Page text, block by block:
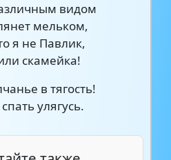
видом
мельком,
я не Павлик,
скамейка!
в тягость!
улягусь.